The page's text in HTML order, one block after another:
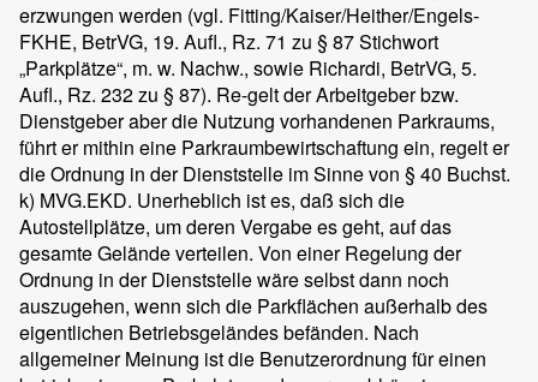
erzwungen werden (vgl. Fitting/Kaiser/Heither/Engels-
FKHE, BetrVG, 19. Aufl., Rz. 71 zu § 87 Stichwort
„Parkplätze“, m. w. Nachw., sowie Richardi, BetrVG, 5.
Aufl., Rz. 232 zu § 87). Re-gelt der Arbeitgeber bzw.
Dienstgeber aber die Nutzung vorhandenen Parkraums,
führt er mithin eine Parkraumbewirtschaftung ein, regelt er
die Ordnung in der Dienststelle im Sinne von § 40 Buchst.
k) MVG.EKD. Unerheblich ist es, daß sich die
Autostellplätze, um deren Vergabe es geht, auf das
gesamte Gelände verteilen. Von einer Regelung der
Ordnung in der Dienststelle wäre selbst dann noch
auszugehen, wenn sich die Parkflächen außerhalb des
eigentlichen Betriebsgeländes befänden. Nach
allgemeiner Meinung ist die Benutzerordnung für einen